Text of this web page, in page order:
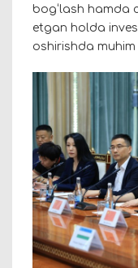
bog‘lash hamda
etgan holda
oshirishda muhim